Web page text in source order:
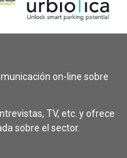
on-line sobre
TV, etc. y ofrece
sobre el sector.